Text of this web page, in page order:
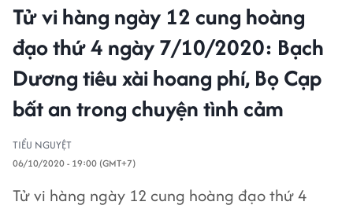
Tử vi hàng ngày 12 cung hoàng
đạo thứ 4 ngày 7/10/2020: Bạch
Dương tiêu xài hoang phí, Bọ Cạp
bất an trong chuyện tình cảm
TIỂU NGUYỆT
06/10/2020 - 19:00 (GMT+7)
Tử vi hàng ngày 12 cung hoàng đạo thứ 4